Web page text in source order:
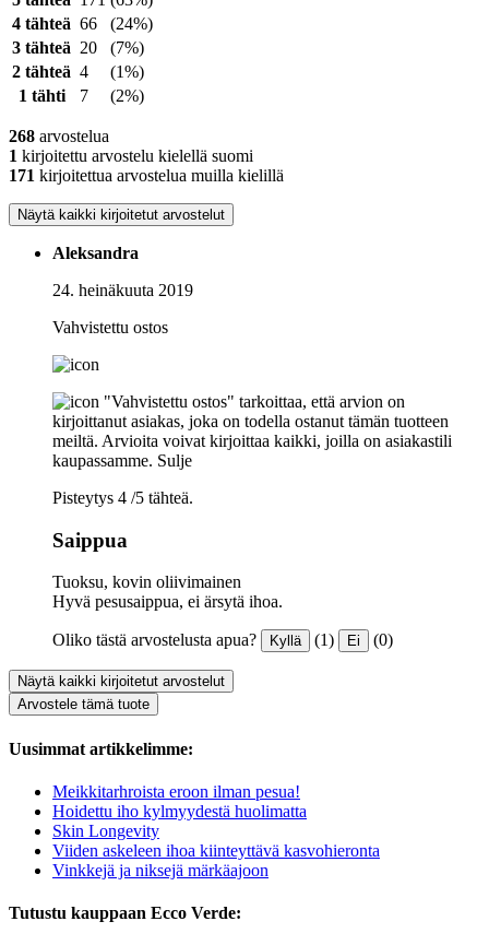
4 tähteä 66
(24%)
3 tähteä 20
(7%)
2 tähteä 4
(1%)
1 tähti
7 (2%)
268 arvostelua
1 kirjoitettu arvostelu kielellä suomi
171 kirjoitettua arvostelua muilla kielillä
Näytä kaikki kirjoitetut arvostelut
Aleksandra
24. heinäkuuta 2019
Vahvistettu ostos
"Vahvistettu ostos" tarkoittaa, että arvion on
kirjoittanut asiakas, joka on todella ostanut tämän tuotteen
meiltä. Arvioita voivat kirjoittaa kaikki, joilla on asiakastili
kaupassamme. Sulje
Pisteytys 4 /5 tähteä.
Saippua
Tuoksu, kovin oliivimainen
Hyvä pesusaippua, ei ärsytä ihoa.
Oliko tästä arvostelusta apua? Kyllä (1) Ei (0)
Näytä kaikki kirjoitetut arvostelut
Arvostele tämä tuote
Uusimmat artikkelimme:
Meikkitarhroista eroon ilman pesua!
Hoidettu iho kylmyydestä huolimatta
Skin Longevity
Viiden askeleen ihoa kiinteyttävä kasvohieronta
Vinkkejä ja niksejä märkäajoon
Tutustu kauppaan Ecco Verde: